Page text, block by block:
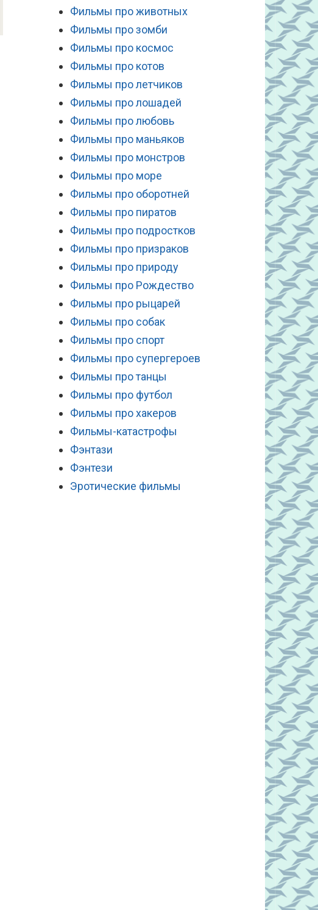
Фильмы про животных
Фильмы про зомби
Фильмы про космос
Фильмы про котов
Фильмы про летчиков
Фильмы про лошадей
Фильмы про любовь
Фильмы про маньяков
Фильмы про монстров
Фильмы про море
Фильмы про оборотней
Фильмы про пиратов
Фильмы про подростков
Фильмы про призраков
Фильмы про природу
Фильмы про Рождество
Фильмы про рыцарей
Фильмы про собак
Фильмы про спорт
Фильмы про супергероев
Фильмы про танцы
Фильмы про футбол
Фильмы про хакеров
Фильмы-катастрофы
Фэнтази
Фэнтези
Эротические фильмы